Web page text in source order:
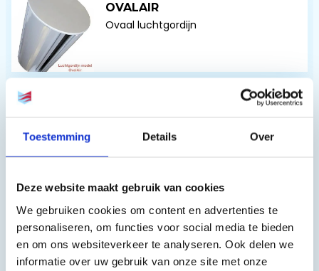
Toestemming Details Over
Deze website maakt gebruik van cookies
We gebruiken cookies om content en advertenties te
personaliseren, om functies voor social media te bieden
en om ons websiteverkeer te analyseren. Ook delen we
informatie over uw gebruik van onze site met onze
OVALAIR
Ovaal luchtgordijn
SLIDEAIR
Schuifdeurluchtgordijn